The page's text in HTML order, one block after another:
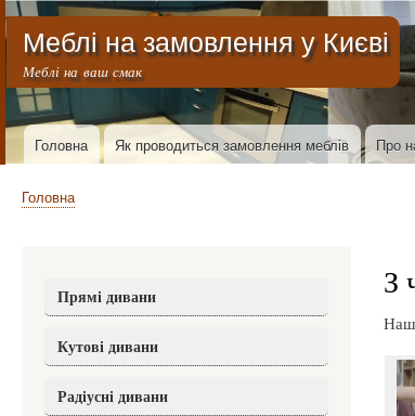
Меню облікового запису користувача
Меблі на замовлення у Києві
Меблі на ваш смак
Основна навіґація
Головна Як проводиться замовлення меблів Про
Рядок навіґації
Головна
З
Прямі дивани
Кутові дивани
Радіусні дивани